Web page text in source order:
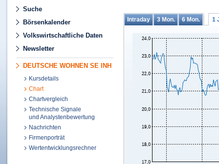
Suche
Börsenkalender
Volkswirtschaftliche Daten
Newsletter
DEUTSCHE WOHNEN SE INH
Kursdetails
Chart
Chartvergleich
Technische Signale
und Analystenbewertung
Nachrichten
Firmenporträt
Wertentwicklungsrechner
Intraday 3 Mon. 6 Mon. 1